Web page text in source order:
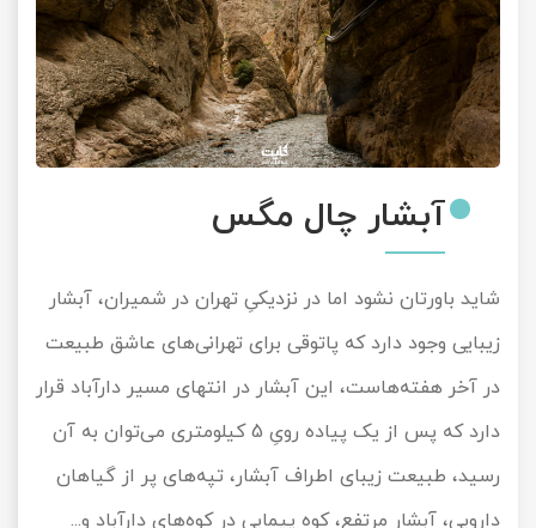
آبشار چال مگس
شاید باورتان نشود اما در نزدیکیِ تهران در شمیران، آبشار
زیبایی وجود دارد که پاتوقی برای تهرانی‌های عاشق طبیعت
در آخر هفته‌هاست، این آبشار در انتهای مسیر دارآباد قرار
دارد که پس از یک پیاده رویِ 5 کیلومتری می‌توان به آن
رسید، طبیعت زیبای اطراف آبشار، تپه‌های پر از گیاهان
دارویی، آبشار مرتفع، کوه پیمایی در کوه‌های دارآباد و...